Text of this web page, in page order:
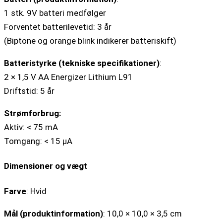
1 stk. 9V batteri medfølger
Forventet batterilevetid: 3 år
(Biptone og orange blink indikerer batteriskift)
Batteristyrke (tekniske specifikationer):
2 × 1,5 V AA Energizer Lithium L91
Driftstid: 5 år
Strømforbrug:
Aktiv: < 75 mA
Tomgang: < 15 µA
Dimensioner og vægt
Farve: Hvid
Mål (produktinformation): 10,0 × 10,0 × 3,5 cm